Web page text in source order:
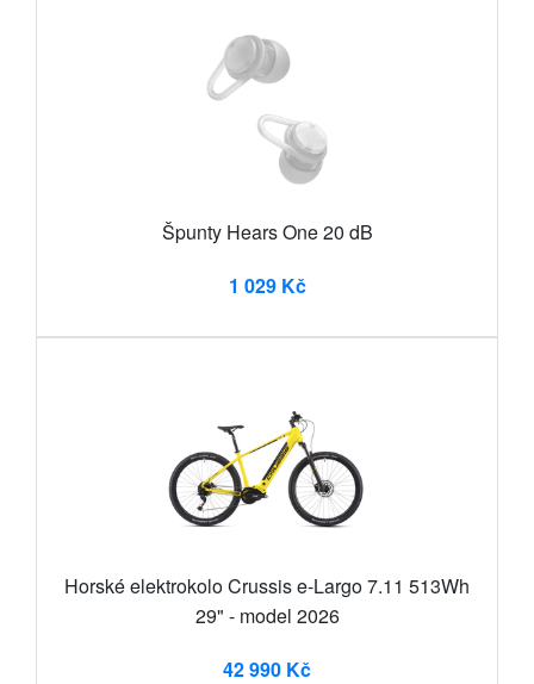
Špunty Hears One 20 dB
1 029 Kč
Horské elektrokolo Crussis e-Largo 7.11 513Wh
29" - model 2026
42 990 Kč